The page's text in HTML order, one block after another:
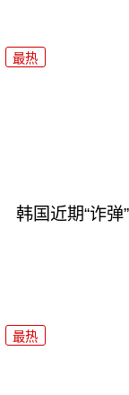
最热
韩国近期“诈
最热